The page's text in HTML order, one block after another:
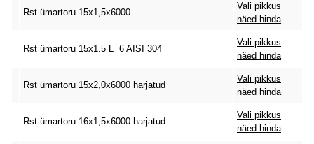
Rst ümartoru 15x1,5x6000
Vali pikkus
näed hinda
Rst ümartoru 15x1.5 L=6 AISI 304
Vali pikkus
näed hinda
Rst ümartoru 15x2,0x6000 harjatud
Vali pikkus
näed hinda
Rst ümartoru 16x1,5x6000 harjatud
Vali pikkus
näed hinda